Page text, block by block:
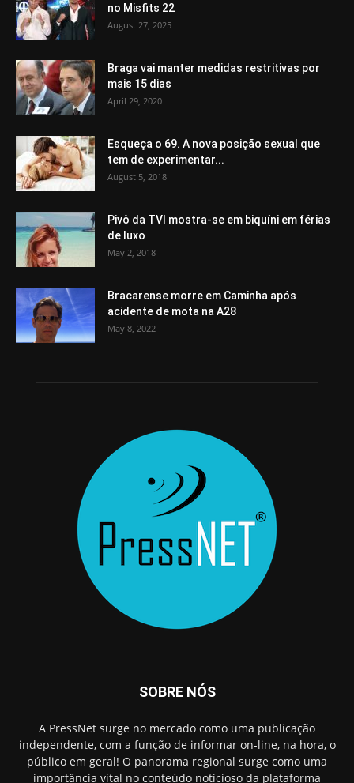
no Misfits 22
August 27, 2025
Braga vai manter medidas restritivas por
mais 15 dias
April 29, 2020
Esqueça o 69. A nova posição sexual que
tem de experimentar...
August 5, 2018
Pivô da TVI mostra-se em biquíni em férias
de luxo
May 2, 2018
Bracarense morre em Caminha após
acidente de mota na A28
May 8, 2022
SOBRE NÓS
A PressNet surge no mercado como uma publicação
independente, com a função de informar on-line, na hora, o
público em geral! O panorama regional surge como uma
importância vital no conteúdo noticioso da plataforma